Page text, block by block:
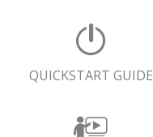
QUICKSTART GUIDE